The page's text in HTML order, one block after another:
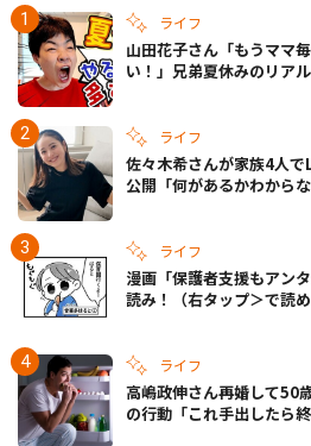
ライフ
山田花子さん「もうママ
い！」兄弟夏休みのリア
ライフ
佐々木希さんが家族4人
公開「何があるかわから
ライフ
漫画「保護者支援もアン
読み！（右タップ＞で読め
ライフ
高嶋政伸さん再婚して50
の行動「これ手出したら